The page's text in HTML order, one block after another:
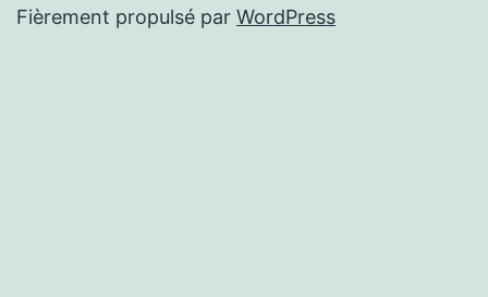
Fièrement propulsé par WordPress